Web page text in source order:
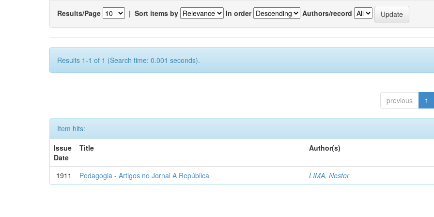
Results/Page | Sort items by In order Authors/record
Results 1-1 of 1 (Search time: 0.001 seconds).
previous 1
Item hits:
Issue
Date
Title Author(s)
1911 Pedagogia - Artigos no Jornal A República LIMA, Nestor